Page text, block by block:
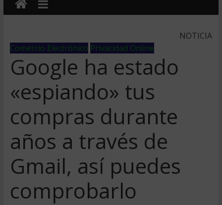
NOTICIA
Comercio Electrónico Privacidad Online
Google ha estado
«espiando» tus
compras durante
años a través de
Gmail, así puedes
comprobarlo